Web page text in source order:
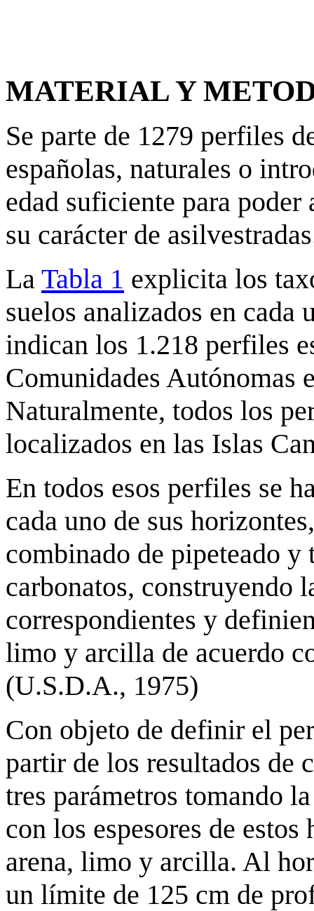
MATERIAL Y
Se parte de 1279 perfiles
españolas, naturales o
edad suficiente para poder
su carácter de
La Tabla 1 explicita los
suelos analizados en
indican los 1.218 perfiles
Comunidades Autónomas
Naturalmente, todos los
localizados en las Islas
En todos esos perfiles se
cada uno de sus
combinado de pipeteado
carbonatos, construyendo
correspondientes y
limo y arcilla de acuerdo
(U.S.D.A., 1975)
Con objeto de definir el
partir de los resultados de
tres parámetros tomando
con los espesores de
arena, limo y arcilla. Al
un límite de 125 cm de